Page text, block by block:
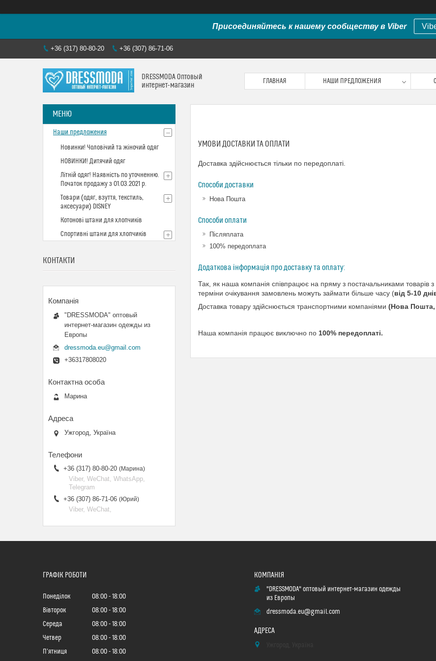
Присоединяйтесь к нашему сообществу в Viber
+36 (317) 80-80-20 +36 (307) 86-71-06
DRESSMODA Оптовый
интернет-магазин
ГЛАВНАЯ НАШИ ПРЕДЛОЖЕНИЯ
УМОВИ ДОСТАВКИ ТА ОПЛАТИ
Доставка здійснюється тільки по передоплаті.
Способи доставки
Нова Пошта
Способи оплати
Післяплата
100% передоплата
Так, як наша компанія співпрацює на пряму з постачальниками товарів з
терміни очікування замовлень можуть займати більше часу (від 5-10
Доставка товару здійснюється транспортними компаніями (Нова Пошта,
Наша компанія працює виключно по 100% передоплаті.
Наши предложения
Новинки! Чоловічий та жіночий одяг
НОВИНКИ! Дитячий одяг
Літній одяг! Наявність по уточненню.
Початок продажу з 01.03.2021 р.
Товари (одяг, взуття, текстиль,
аксесуари) DISNEY
Котонові штани для хлопчиків
Спортивні штани для хлопчиків
КОНТАКТИ
"DRESSMODA" оптовый
интернет-магазин одежды из
Европы
dressmoda.eu@gmail.com
+36317808020
Марина
Ужгород, Україна
+36 (317) 80-80-20 Марина
Viber, WeChat, WhatsApp,
Telegram
+36 (307) 86-71-06
Юрий
Viber, WeChat,
ГРАФІК РОБОТИ
Понеділок 08:00
18:00
Вівторок
08:00
18:00
Середа
08:00
18:00
Четвер
08:00
18:00
Пʼятниця
08:00 18:00
"DRESSMODA" оптовый интернет-магазин одежды
из Европы
dressmoda.eu@gmail.com